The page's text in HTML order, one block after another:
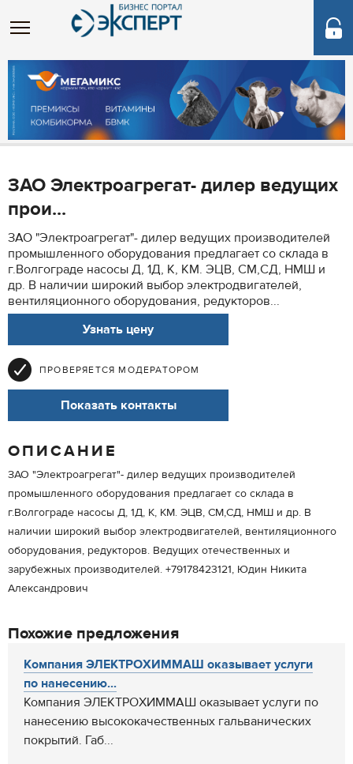
ЗАО Электроагрегат- дилер ведущих
прои...
ЗАО "Электроагрегат"- дилер ведущих производителей
промышленного оборудования предлагает со склада в
г.Волгограде насосы Д, 1Д, К, КМ. ЭЦВ, СМ,СД, НМШ и
др. В наличии широкий выбор электродвигателей,
вентиляционного оборудования, редукторов...
Узнать цену
ПРОВЕРЯЕТСЯ МОДЕРАТОРОМ
Показать контакты
ОПИСАНИЕ
ЗАО "Электроагрегат"- дилер ведущих производителей
промышленного оборудования предлагает со склада в
г.Волгограде насосы Д, 1Д, К, КМ. ЭЦВ, СМ,СД, НМШ и др. В
наличии широкий выбор электродвигателей, вентиляционного
оборудования, редукторов. Ведущих отечественных и
зарубежных производителей. +79178423121, Юдин Никита
Александрович
Похожие предложения
Компания ЭЛЕКТРОХИММАШ оказывает услуги
по нанесению...
Компания ЭЛЕКТРОХИММАШ оказывает услуги по
нанесению высококачественных гальванических
покрытий. Габ...